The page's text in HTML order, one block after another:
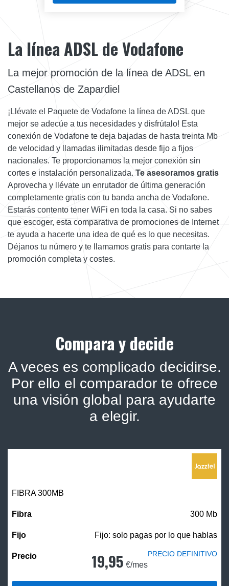
La línea ADSL de Vodafone
La mejor promoción de la línea de ADSL en
Castellanos de Zapardiel
¡Llévate el Paquete de Vodafone la línea de ADSL que
mejor se adecúe a tus necesidades y disfrútalo! Esta
conexión de Vodafone te deja bajadas de hasta treinta Mb
de velocidad y llamadas ilimitadas desde fijo a fijos
nacionales. Te proporcionamos la mejor conexión sin
cortes e instalación personalizada. Te asesoramos gratis
Aprovecha y llévate un enrutador de última generación
completamente gratis con tu banda ancha de Vodafone.
Estarás contento tener WiFi en toda la casa. Si no sabes
que escoger, esta comparativa de promociones de Internet
te ayuda a hacerte una idea de qué es lo que necesitas.
Déjanos tu número y te llamamos gratis para contarte la
promoción completa y costes.
Compara y decide
A veces es complicado decidirse.
Por ello el comparador te ofrece
una visión global para ayudarte
a elegir.
FIBRA 300MB
300 Mb
Fijo: solo pagas por lo que hablas
19,95 €/mes
PRECIO DEFINITIVO